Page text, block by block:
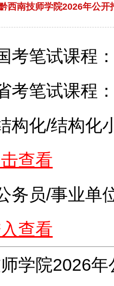
西南技师学院2026年公
考笔试课程
考笔试课程
构化/结构化
查看
务员/事业单
查看
学院2026年